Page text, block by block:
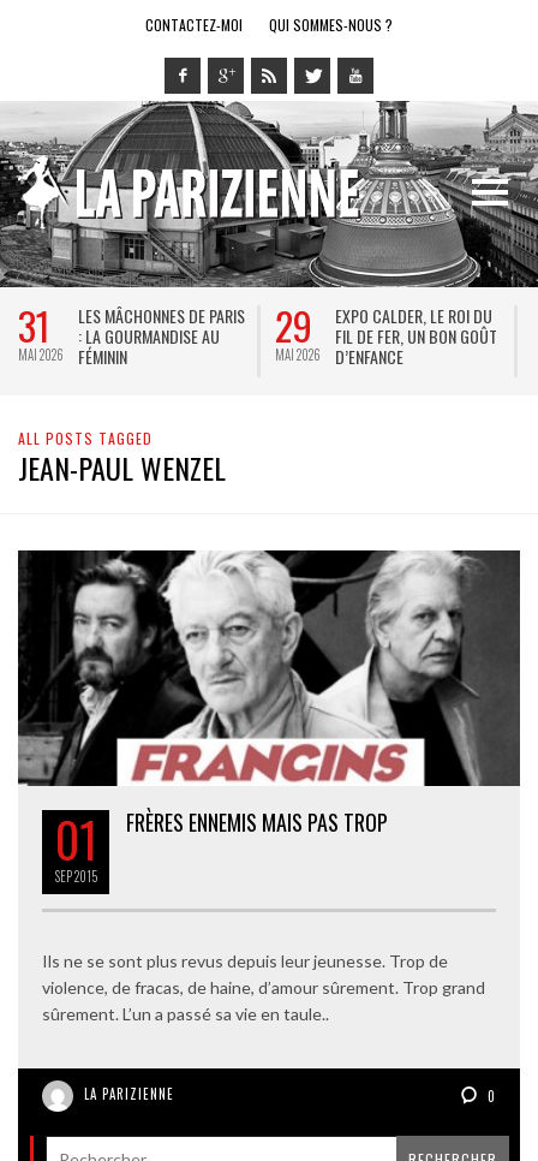
CONTACTEZ-MOI QUI SOMMES-NOUS ?
31
MAI 2026
LES MÂCHONNES DE PARIS
: LA GOURMANDISE AU
FÉMININ
29
MAI 2026
EXPO CALDER, LE ROI DU
FIL DE FER, UN BON GOÛT
D’ENFANCE
ALL POSTS TAGGED
JEAN-PAUL WENZEL
01
SEP2015
FRÈRES ENNEMIS MAIS PAS TROP
Ils ne se sont plus revus depuis leur jeunesse. Trop de
violence, de fracas, de haine, d’amour sûrement. Trop grand
sûrement. L’un a passé sa vie en taule..
LA PARIZIENNE 0